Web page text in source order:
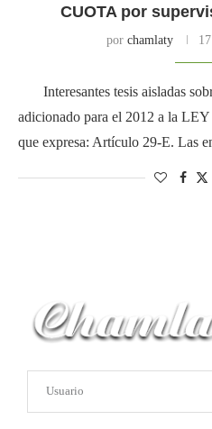
CUOTA por
por chamlaty
Interesantes tesis aisladas
adicionado para el 2012 a la
que expresa: Artículo 29-E. Las